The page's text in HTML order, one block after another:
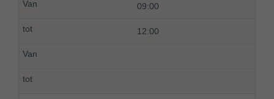
09:00
12:00